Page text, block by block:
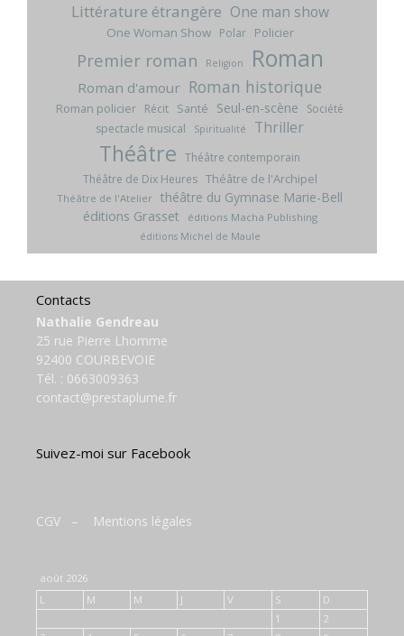
Littérature étrangère One man show
One Woman Show Polar Policier
Premier roman Religion Roman
Roman d'amour Roman historique
Roman policier Récit Santé Seul-en-scène
Société
spectacle musical
Spiritualité Thriller
Théâtre Théâtre contemporain
Théâtre de Dix Heures Théâtre de l'Archipel
Théâtre de l'Atelier théâtre du Gymnase Marie-Bell
éditions Grasset
éditions Macha Publishing
éditions Michel de Maule
Contacts
Nathalie Gendreau
25 rue Pierre Lhomme
92400 COURBEVOIE
Tél. : 0663009363
contact@prestaplume.fr
Suivez-moi sur Facebook
CGV – Mentions légales
août 2026
L
M M J V S
D
1
2